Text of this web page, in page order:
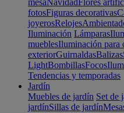
mesaNavidadFlores
fotosFiguras decorativas
joyerosRelojes
Iluminación Lámparas
mueblesIluminación para
exteriorGuirnaldasBalizas
LightBombillasFocos
Tendencias y temporadas
Jardín
Muebles de jardín Set de
jardínSillas de jardín